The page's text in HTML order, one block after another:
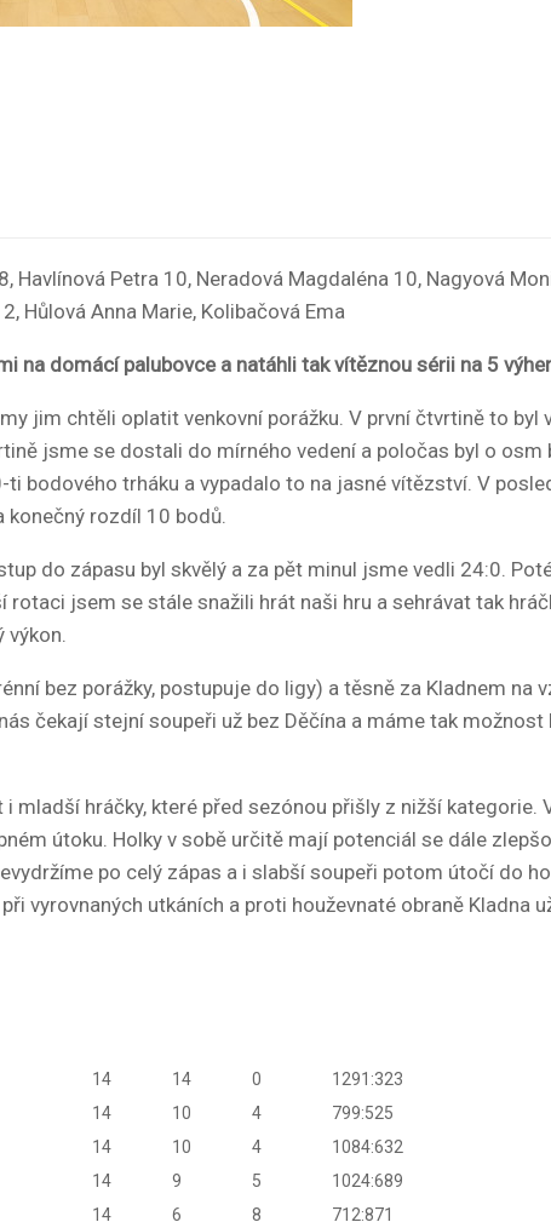
Petra 10, Neradová Magdaléna 10, Nagyová
Hůlová Anna Marie, Kolibačová Ema
na domácí palubovce a natáhli tak vítěznou sérii na 5
jim chtěli oplatit venkovní porážku. V první čtvrtině to byl
jsme se dostali do mírného vedení a poločas byl o osm
bodového trháku a vypadalo to na jasné vítězství. V
konečný rozdíl 10 bodů.
do zápasu byl skvělý a za pět minul jsme vedli 24:0.
jsem se stále snažili hrát naši hru a sehrávat tak
výkon.
bez porážky, postupuje do ligy) a těsně za Kladnem na
čekají stejní soupeři už bez Děčína a máme tak možnost
hráčky, které před sezónou přišly z nižší kategorie.
útoku. Holky v sobě určitě mají potenciál se dále
po celý zápas a i slabší soupeři potom útočí do
vyrovnaných utkáních a proti houževnaté obraně Kladna
14 14 0 1291:323
14 10 4 799:525
14 10 4 1084:632
14 9 5 1024:689
14 6 8 712:871